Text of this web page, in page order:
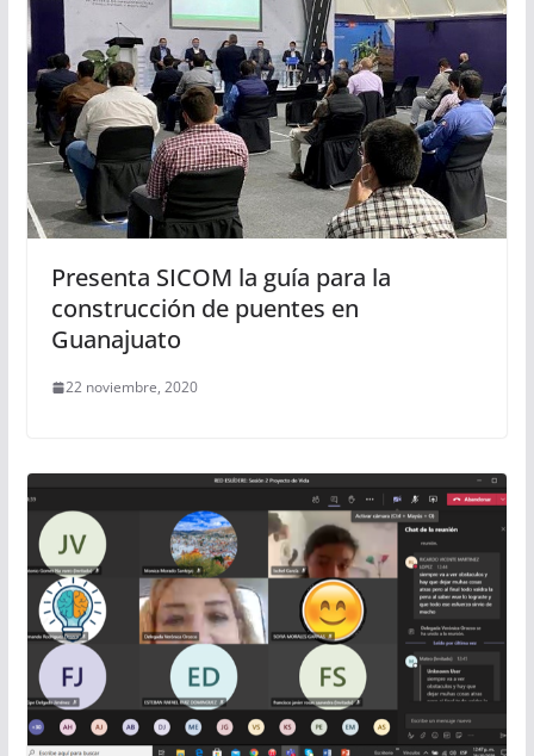
Presenta SICOM la guía para la
construcción de puentes en
Guanajuato
22 noviembre, 2020